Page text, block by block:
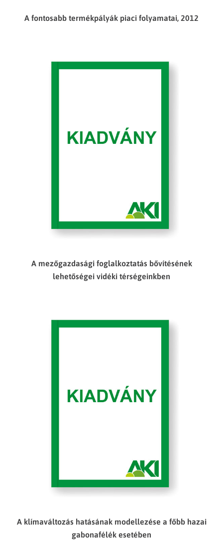
A fontosabb termékpályák piaci folyamatai, 2012
A mezőgazdasági foglalkoztatás bővítésének
lehetőségei vidéki térségeinkben
A klímaváltozás hatásának modellezése a főbb hazai
gabonafélék esetében